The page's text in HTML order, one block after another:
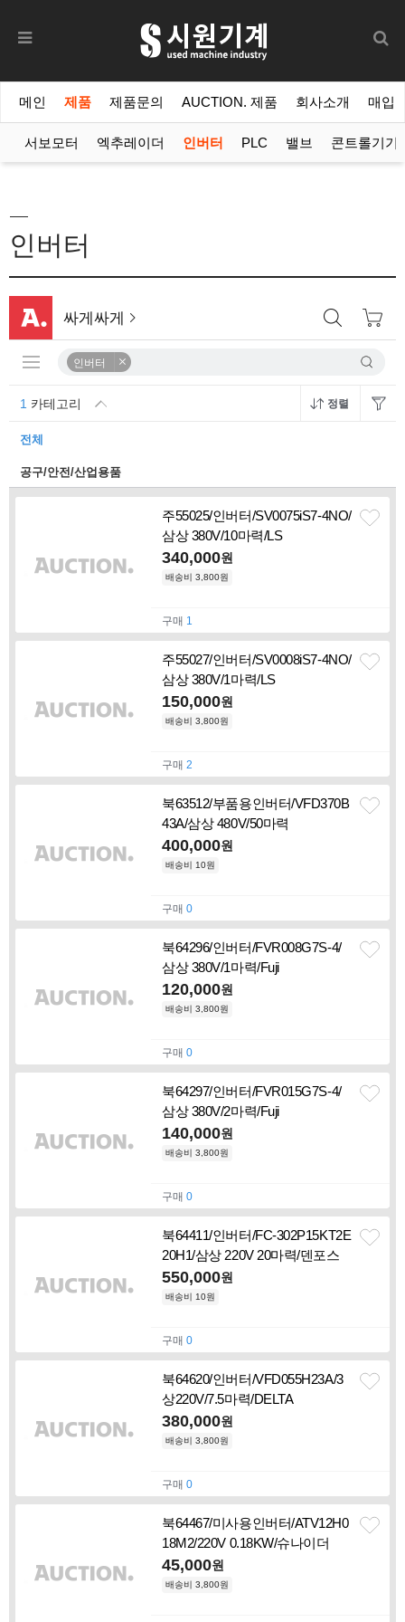
메인 제품 제품문의 AUCTION. 제품 회사소개 매입
서보모터 엑추레이더 인버터 PLC 밸브 콘트롤기기
인버터